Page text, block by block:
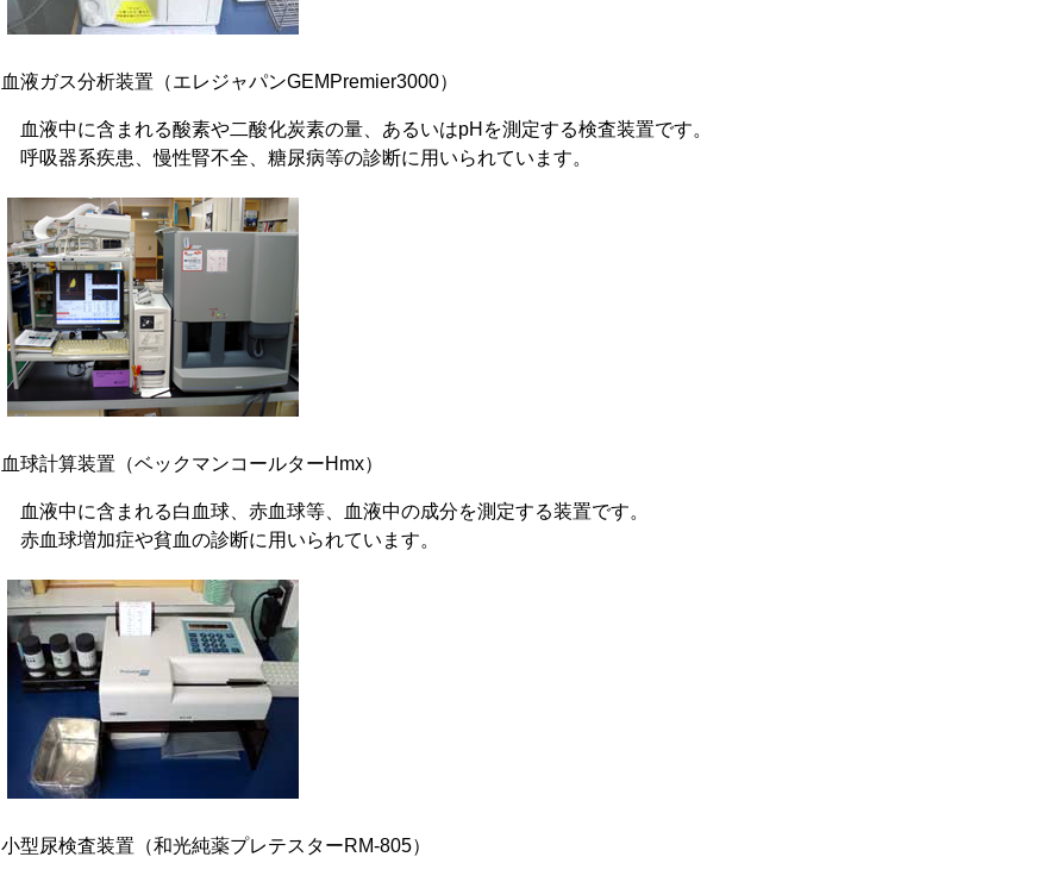
血液ガス分析装置（エレジャパンGEMPremier3000）
血液中に含まれる酸素や二酸化炭素の量、あるいはpHを測定する検査装置です。
呼吸器系疾患、慢性腎不全、糖尿病等の診断に用いられています。
血球計算装置（ベックマンコールターHmx）
血液中に含まれる白血球、赤血球等、血液中の成分を測定する装置です。
赤血球増加症や貧血の診断に用いられています。
小型尿検査装置（和光純薬プレテスターRM-805）